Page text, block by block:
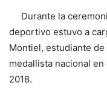
Durante la
deportivo estuvo a
Montiel, estudiante
medallista nacional
2018.